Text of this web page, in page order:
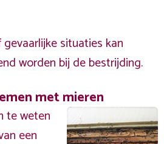
situaties kan
worden bij de bestrijding.
met mieren
te weten
een